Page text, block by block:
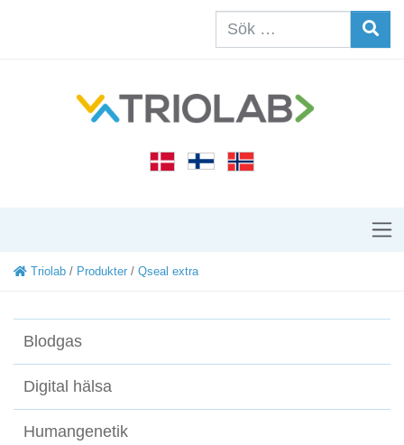
Triolab / Produkter / Qseal extra
Blodgas
Digital hälsa
Humangenetik